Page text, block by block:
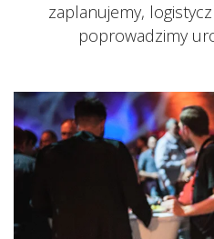
zaplanujemy,
poprowadzimy